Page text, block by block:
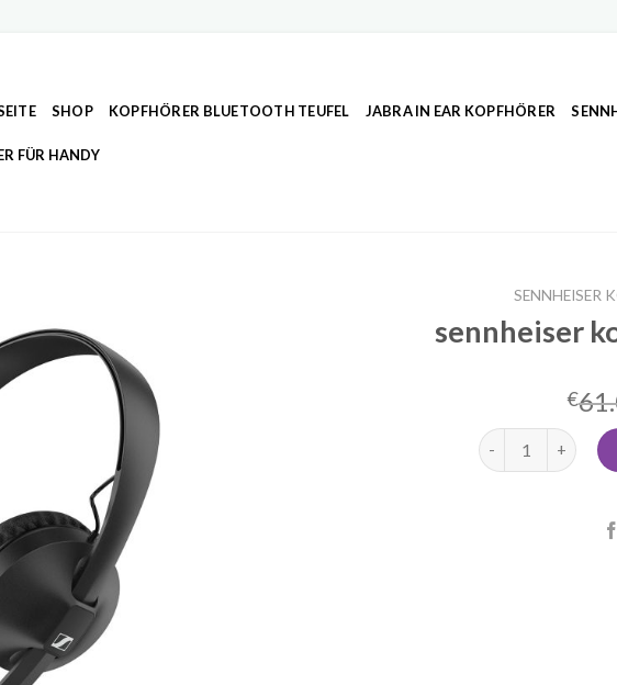
SHOP KOPFHÖRER BLUETOOTH TEUFEL JABRA IN EAR KOPFHÖRER
FÜR HANDY
SENNHEISER
sennheiser
€
sennheiser